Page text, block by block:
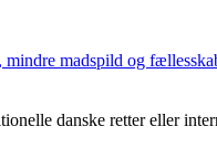
madspild og
danske retter eller